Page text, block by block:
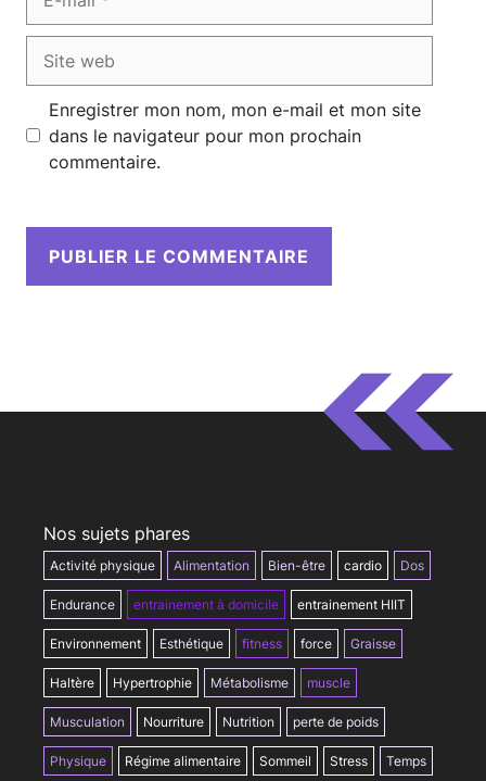
mail
web
Enregistrer mon nom, mon e-mail et mon site
dans le navigateur pour mon prochain
commentaire.
Nos sujets phares
Activité physique Alimentation Bien-être cardio Dos
Endurance entrainement à domicile entrainement HIIT
Environnement Esthétique fitness force Graisse
Haltère Hypertrophie Métabolisme muscle
Musculation Nourriture Nutrition perte de poids
Physique Régime alimentaire Sommeil Stress Temps